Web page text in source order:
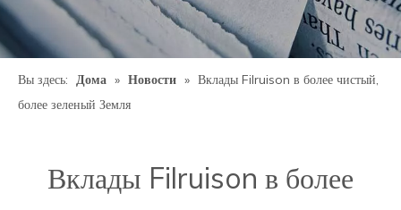
Вы здесь: Дома » Новости » Вклады Filruison в более чистый,
более зеленый Земля
Вклады Filruison в более